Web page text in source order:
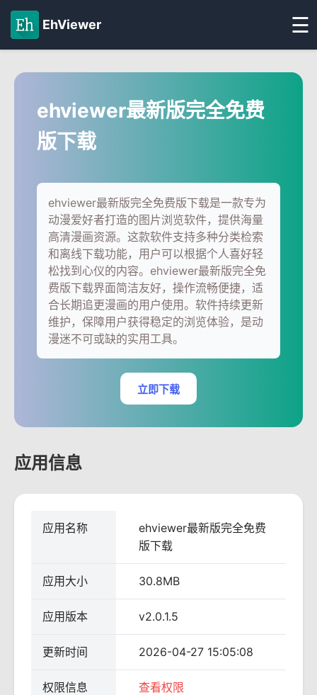
EhViewer ☰
ehviewer最新版完全免费
版下载
ehviewer最新版完全免费版下载是一款专为
动漫爱好者打造的图片浏览软件，提供海量
高清漫画资源。这款软件支持多种分类检索
和离线下载功能，用户可以根据个人喜好轻
松找到心仪的内容。ehviewer最新版完全免
费版下载界面简洁友好，操作流畅便捷，适
合长期追更漫画的用户使用。软件持续更新
维护，保障用户获得稳定的浏览体验，是动
漫迷不可或缺的实用工具。
立即下载
应用信息
应用名称
ehviewer最新版完全免费
版下载
应用大小 30.8MB
应用版本 v2.0.1.5
更新时间 2026-04-27 15:05:08
权限信息 查看权限